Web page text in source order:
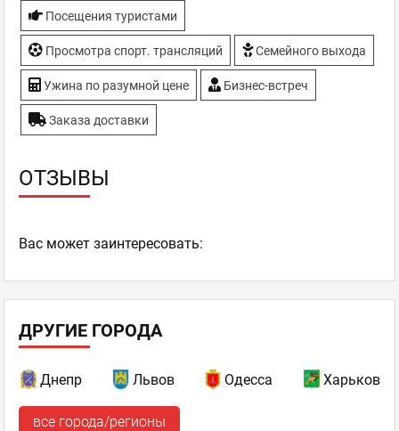
Посещения туристами
Просмотра спорт. трансляций Семейного выхода
Ужина по разумной цене Бизнес-встреч
Заказа доставки
ОТЗЫВЫ
Ваc может заинтересовать:
ДРУГИЕ ГОРОДА
Днепр Львов Одесса Харьков
все города/регионы